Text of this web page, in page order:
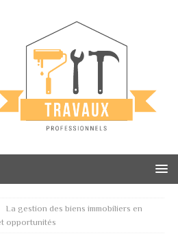
La gestion des biens immobiliers en
opportunités